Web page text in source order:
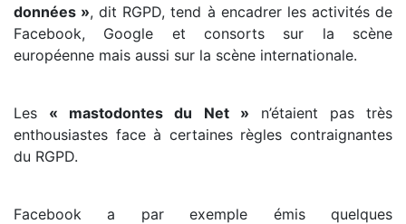
données », dit RGPD, tend à encadrer les activités de
Facebook, Google et consorts sur la scène
européenne mais aussi sur la scène internationale.
Les « mastodontes du Net » n’étaient pas très
enthousiastes face à certaines règles contraignantes
du RGPD.
Facebook a par exemple émis quelques